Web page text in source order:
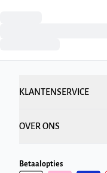
KLANTENSERVICE
OVER ONS
Betaalopties